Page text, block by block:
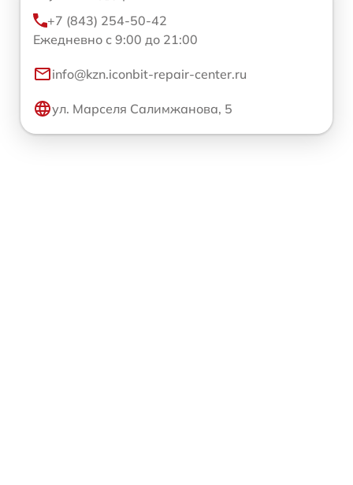
+7 (843) 254-50-42
Ежедневно с 9:00 до 21:00
info@kzn.iconbit-repair-center.ru
ул. Марселя Салимжанова, 5